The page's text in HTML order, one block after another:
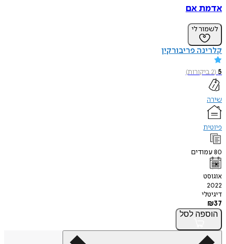
אדמת אם
לשמור לי
קלרינה פריבורקין
5
(
2ביקורות)
שירה
פיוטית
80עמודים
אוגוסט
2022
דיגיטלי
₪37
הוספה לסל